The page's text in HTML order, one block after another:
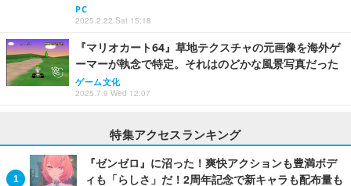
PC
2025.2.22 Sat 15:18
『マリオカート64』草地テクスチャの元画像を海外ゲ
ーマーが執念で特定。それはのどかな風景写真だった
ゲーム文化
2025.7.9 Wed 12:07
特集アクセスランキング
『ゼンゼロ』に沼った！爽快アクションも豊満ボデ
ィも「らしさ」だ！2周年記念で新キャラも配布量も